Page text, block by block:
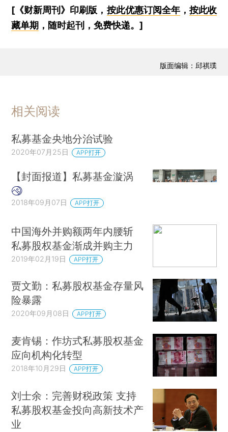
[《财新周刊》印刷版， 按此优惠订阅全年， 按此收
藏单期 ，随时起刊，免费快递。]
版面编辑：邱祺璞
相关阅读
私募基金央地分治试验
2020年07月25日 APP打开
【封面报道】私募基金漩涡
2018年09月07日 APP打开
中国海外并购额两年内腰斩
私募股权基金渐成并购主力
2019年02月19日 APP打开
贾文勤：私募股权基金存量风
险暴露
2020年09月08日 APP打开
麦肯锡：作坊式私募股权基金
应向机构化转型
2018年10月29日 APP打开
刘士余：完善财税政策 支持
私募股权基金投向高新技术产
业